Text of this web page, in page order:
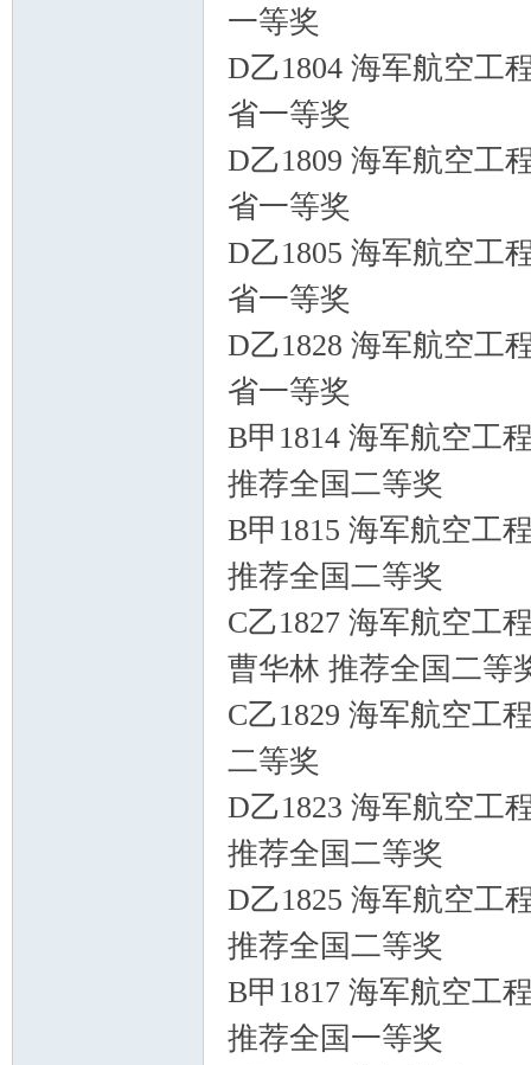
一等奖
D乙1804 海军航空工
省一等奖
D乙1809 海军航空工
省一等奖
D乙1805 海军航空工
省一等奖
D乙1828 海军航空工
省一等奖
B甲1814 海军航空工
推荐全国二等奖
B甲1815 海军航空工
推荐全国二等奖
C乙1827 海军航空工
曹华林 推荐全国二等
C乙1829 海军航空工
二等奖
D乙1823 海军航空工
推荐全国二等奖
D乙1825 海军航空工
推荐全国二等奖
B甲1817 海军航空工
推荐全国一等奖